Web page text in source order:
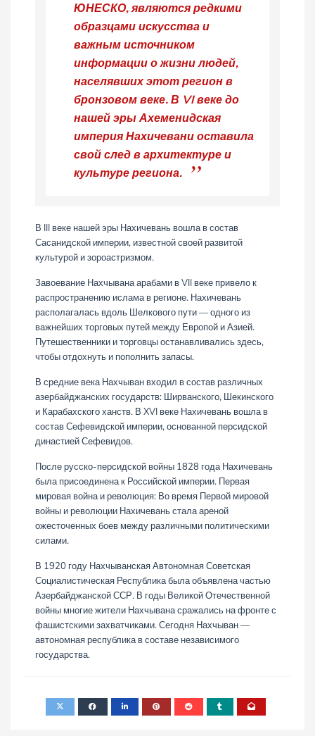
ЮНЕСКО, являются редкими
образцами искусства и
важным источником
информации о жизни людей,
населявших этот регион в
бронзовом веке. В VI веке до
нашей эры Ахеменидская
империя Нахичевани оставила
свой след в архитектуре и
культуре региона.
В III веке нашей эры Нахичевань вошла в состав
Сасанидской империи, известной своей развитой
культурой и зороастризмом.
Завоевание Нахчывана арабами в VII веке привело к
распространению ислама в регионе. Нахичевань
располагалась вдоль Шелкового пути — одного из
важнейших торговых путей между Европой и Азией.
Путешественники и торговцы останавливались здесь,
чтобы отдохнуть и пополнить запасы.
В средние века Нахчыван входил в состав различных
азербайджанских государств: Ширванского, Шекинского
и Карабахского ханств. В XVI веке Нахичевань вошла в
состав Сефевидской империи, основанной персидской
династией Сефевидов.
После русско-персидской войны 1828 года Нахичевань
была присоединена к Российской империи. Первая
мировая война и революция: Во время Первой мировой
войны и революции Нахичевань стала ареной
ожесточенных боев между различными политическими
силами.
В 1920 году Нахчыванская Автономная Советская
Социалистическая Республика была объявлена ​​частью
Азербайджанской ССР. В годы Великой Отечественной
войны многие жители Нахчывана сражались на фронте с
фашистскими захватчиками. Сегодня Нахчыван —
автономная республика в составе независимого
государства.